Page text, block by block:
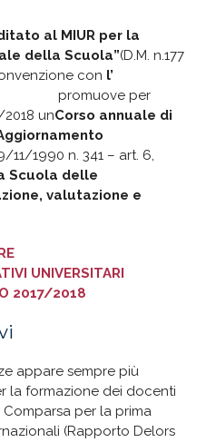
al MIUR per la
della Scuola”(D.M. n.177
con l’
promuove per
unCorso annuale di
11/1990 n. 341 – art. 6,
Scuola delle
valutazione e
UNIVERSITARI
2017/2018
appare sempre più
la formazione dei docenti
per la prima
(Rapporto Delors